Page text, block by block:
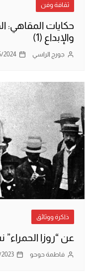
ثقافة وفن
حكايات المقاهي:
والإبداع (1)
جورج الراسي 2024
ذاكرة ووثائق
عن “روزا الحمراء”
فاطمة حوحو